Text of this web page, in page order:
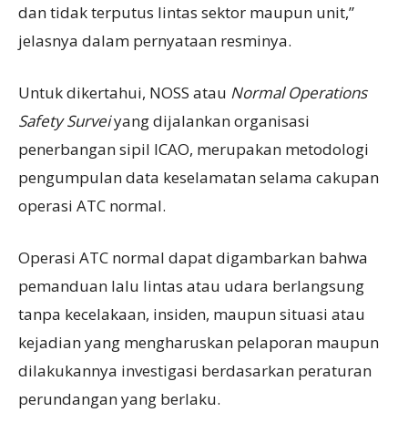
dan tidak terputus lintas sektor maupun unit,”
jelasnya dalam pernyataan resminya.
Untuk dikertahui, NOSS atau Normal Operations
Safety Surveiyang dijalankan organisasi
penerbangan sipil ICAO, merupakan metodologi
pengumpulan data keselamatan selama cakupan
operasi ATC normal.
Operasi ATC normal dapat digambarkan bahwa
pemanduan lalu lintas atau udara berlangsung
tanpa kecelakaan, insiden, maupun situasi atau
kejadian yang mengharuskan pelaporan maupun
dilakukannya investigasi berdasarkan peraturan
perundangan yang berlaku.